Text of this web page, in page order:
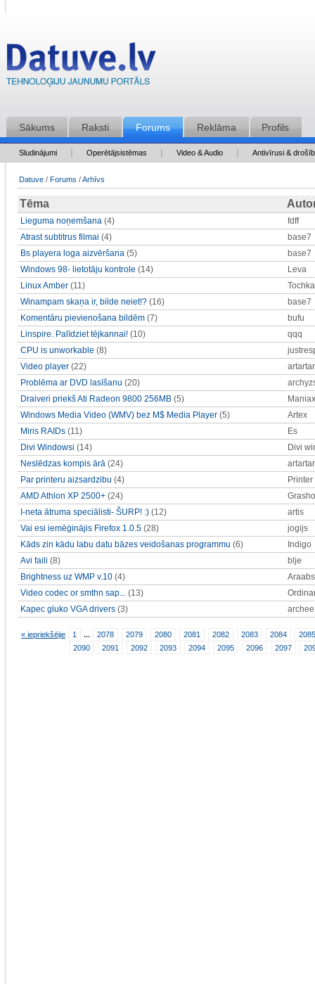
Sākums Raksti Forums Reklāma Profils
Sludinājumi Operētājsistēmas Video & Audio Antivīrusi &
Datuve / Forums /Arhīvs
Tēma
Lieguma noņemšana (4)
fdff
Atrast subtitrus filmai (4)
base7
Bs playera loga aizvēršana (5)
base7
Windows 98- lietotāju kontrole (14)
Leva
Linux Amber (11)
Tochka
Winampam skaņa ir, bilde neiet!? (16)
base7
Komentāru pievienošana bildēm (7)
bufu
Linspire. Palīdziet tējkannai! (10)
qqq
CPU is unworkable (8)
Video player (22)
Problēma ar DVD lasīšanu (20)
Draiveri priekš Ati Radeon 9800 256MB (5)
Maniax
Windows Media Video (WMV) bez M$ Media Player (5)
Artex
Miris RAIDs (11)
Es
Divi Windowsi (14)
Divi
Neslēdzas kompis ārā (24)
Par printeru aizsardzibu (4)
Printer
AMD Athlon XP 2500+ (24)
I-neta ātruma speciālisti- ŠURP! :) (12)
artis
Vai esi iemēģinājis Firefox 1.0.5 (28)
jogijs
Kāds zin kādu labu datu bāzes veidošanas programmu (6)
Indigo
Avi faili (8)
blje
Brightness uz WMP v.10 (4)
Araabs
Video codec or smthn sap... (13)
Kapec gluko VGA drivers (3) archee
« iepriekšējie 1 ... 2078 2079 2080 2081 2082 2083 2084
2085
2090
2091 2092 2093 2094 2095 2096 2097